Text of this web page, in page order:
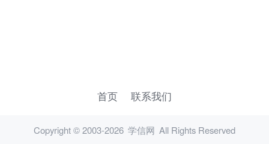
首页 联系我们
Copyright © 2003-2026 学信网 All Rights Reserved